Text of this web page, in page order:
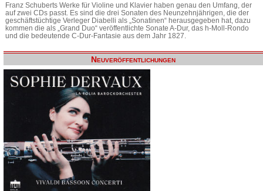
Franz Schuberts Werke für Violine und Klavier haben genau den Umfang, der
auf zwei CDs passt. Es sind die drei Sonaten des Neunzehnjährigen, die der
geschäftstüchtige Verleger Diabelli als „Sonatinen“ herausgegeben hat, dazu
kommen die als „Grand Duo“ veröffentlichte Sonate A-Dur, das h-Moll-Rondo
und die bedeutende C-Dur-Fantasie aus dem Jahr 1827.
Neuveröffentlichungen